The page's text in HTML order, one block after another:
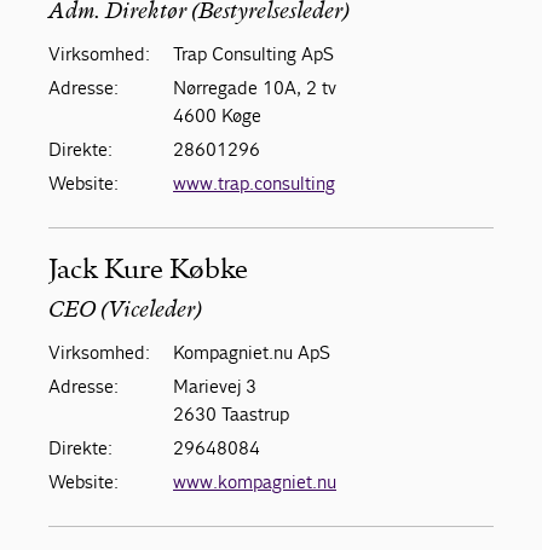
Adm. Direktør (Bestyrelsesleder)
Virksomhed:
Trap Consulting ApS
Adresse:
Nørregade 10A, 2 tv
4600 Køge
Direkte:
28601296
Website:
www.trap.consulting
Jack Kure Købke
CEO (Viceleder)
Virksomhed:
Kompagniet.nu ApS
Adresse:
Marievej 3
2630 Taastrup
Direkte:
29648084
Website:
www.kompagniet.nu